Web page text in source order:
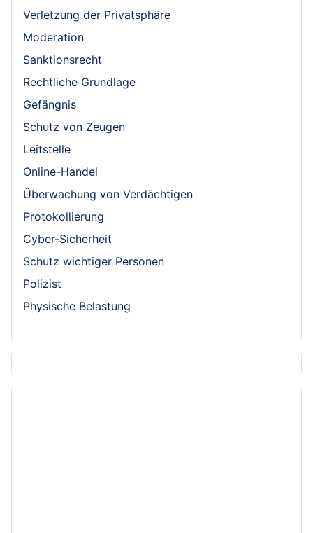
Verletzung der Privatsphäre
Moderation
Sanktionsrecht
Rechtliche Grundlage
Gefängnis
Schutz von Zeugen
Leitstelle
Online-Handel
Überwachung von Verdächtigen
Protokollierung
Cyber-Sicherheit
Schutz wichtiger Personen
Polizist
Physische Belastung